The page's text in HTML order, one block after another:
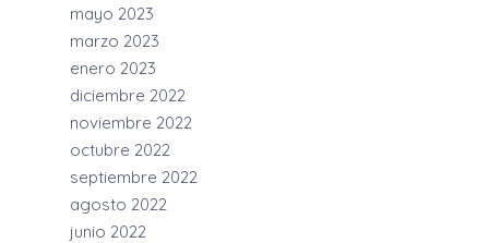
mayo 2023
marzo 2023
enero 2023
diciembre 2022
noviembre 2022
octubre 2022
septiembre 2022
agosto 2022
junio 2022